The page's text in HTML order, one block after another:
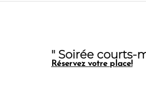
" Soirée courts-
Réservez votre place!